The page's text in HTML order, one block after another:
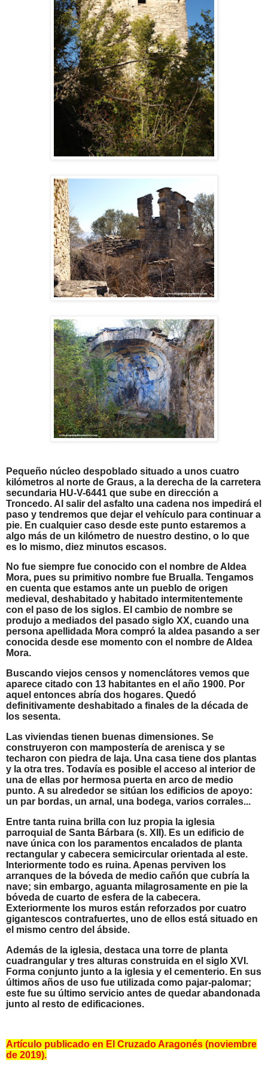
Pequeño núcleo despoblado situado a unos cuatro
kilómetros al norte de Graus, a la derecha de la carretera
secundaria HU-V-6441 que sube en dirección a
Troncedo. Al salir del asfalto una cadena nos impedirá el
paso y tendremos que dejar el vehículo para continuar a
pie. En cualquier caso desde este punto estaremos a
algo más de un kilómetro de nuestro destino, o lo que
es lo mismo, diez minutos escasos.
No fue siempre fue conocido con el nombre de Aldea
Mora, pues su primitivo nombre fue Brualla. Tengamos
en cuenta que estamos ante un pueblo de origen
medieval, deshabitado y habitado intermitentemente
con el paso de los siglos. El cambio de nombre se
produjo a mediados del pasado siglo XX, cuando una
persona apellidada Mora compró la aldea pasando a ser
conocida desde ese momento con el nombre de Aldea
Mora.
Buscando viejos censos y nomenclátores vemos que
aparece citado con 13 habitantes en el año 1900. Por
aquel entonces abría dos hogares. Quedó
definitivamente deshabitado a finales de la década de
los sesenta.
Las viviendas tienen buenas dimensiones. Se
construyeron con mampostería de arenisca y se
techaron con piedra de laja. Una casa tiene dos plantas
y la otra tres. Todavía es posible el acceso al interior de
una de ellas por hermosa puerta en arco de medio
punto. A su alrededor se sitúan los edificios de apoyo:
un par bordas, un arnal, una bodega, varios corrales...
Entre tanta ruina brilla con luz propia la iglesia
parroquial de Santa Bárbara (s. XII). Es un edificio de
nave única con los paramentos encalados de planta
rectangular y cabecera semicircular orientada al este.
Interiormente todo es ruina. Apenas perviven los
arranques de la bóveda de medio cañón que cubría la
nave; sin embargo, aguanta milagrosamente en pie la
bóveda de cuarto de esfera de la cabecera.
Exteriormente los muros están reforzados por cuatro
gigantescos contrafuertes, uno de ellos está situado en
el mismo centro del ábside.
Además de la iglesia, destaca una torre de planta
cuadrangular y tres alturas construida en el siglo XVI.
Forma conjunto junto a la iglesia y el cementerio. En sus
últimos años de uso fue utilizada como pajar-palomar;
este fue su último servicio antes de quedar abandonada
junto al resto de edificaciones.
Artículo publicado en El Cruzado Aragonés (noviembre
de 2019).